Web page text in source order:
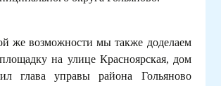
же возможности мы также доделаем
на улице Красноярская, дом
глава управы района Гольяново